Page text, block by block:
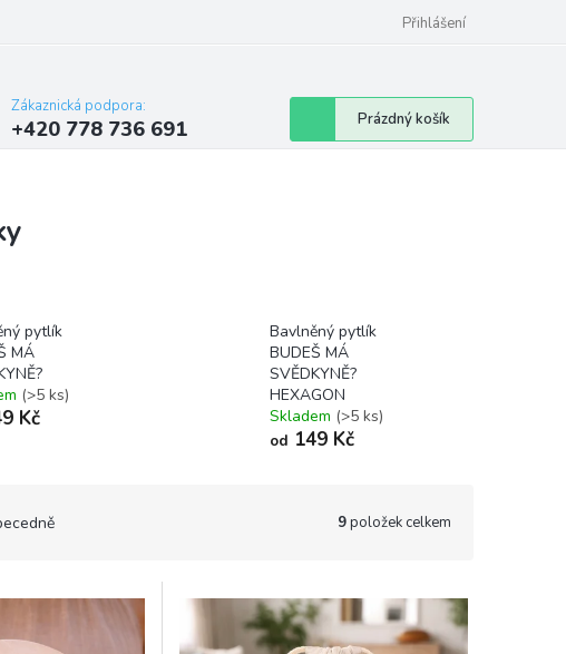
Přihlášení
Zákaznická podpora:
+420 778 736 691
Nákupní
košík
Prázdný košík
pytlík
MÁ
(>5 ks)
Kč
Bavlněný pytlík
BUDEŠ MÁ
SVĚDKYNĚ?
HEXAGON
Skladem (>5 ks)
od 149 Kč
9položek celkem